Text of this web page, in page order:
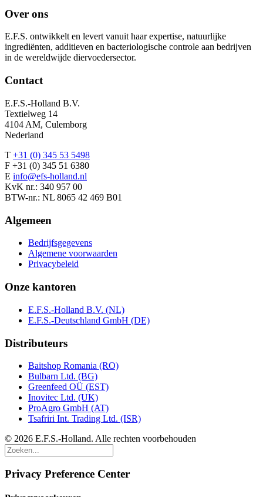
Over ons
E.F.S. ontwikkelt en levert vanuit haar expertise, natuurlijke
ingrediënten, additieven en bacteriologische controle aan bedrijven
in de wereldwijde diervoedersector.
Contact
E.F.S.-Holland B.V.
Textielweg 14
4104 AM, Culemborg
Nederland
T +31 (0) 345 53 5498
F +31 (0) 345 51 6380
E info@efs-holland.nl
KvK nr.: 340 957 00
BTW-nr.: NL 8065 42 469 B01
Algemeen
Bedrijfsgegevens
Algemene voorwaarden
Privacybeleid
Onze kantoren
E.F.S.-Holland B.V. (NL)
E.F.S.-Deutschland GmbH (DE)
Distributeurs
Baitshop Romania (RO)
Bulbarn Ltd. (BG)
Greenfeed OÜ (EST)
Inovitec Ltd. (UK)
ProAgro GmbH (AT)
Tsafriri Int. Trading Ltd. (ISR)
© 2026 E.F.S.-Holland. Alle rechten voorbehouden
Privacy Preference Center